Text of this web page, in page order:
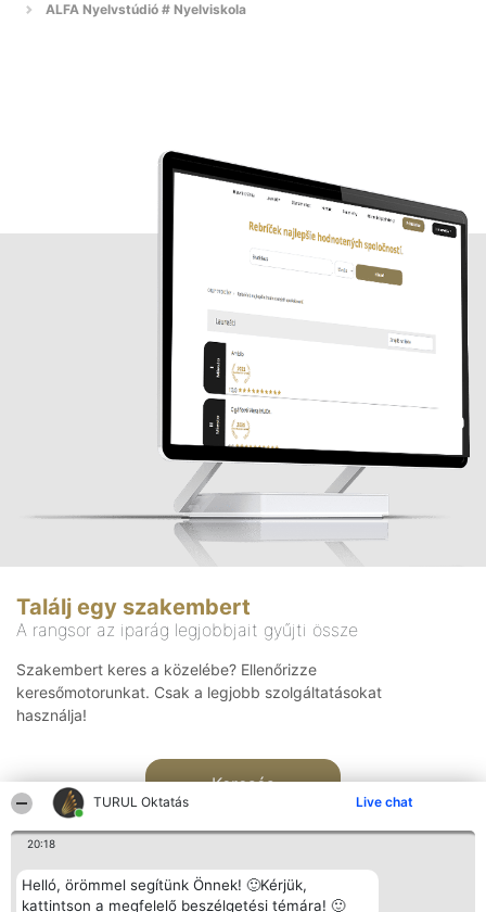
TURUL Oktatás Live chat
20:18
Helló, örömmel segítünk Önnek! 🙂Kérjük,
kattintson a megfelelő beszélgetési témára! 🙂
ALFA Nyelvstúdió # Nyelviskola
Találj egy szakembert
A rangsor az iparág legjobbjait gyűjti össze
Szakembert keres a közelébe? Ellenőrizze
keresőmotorunkat. Csak a legjobb szolgáltatásokat
használja!
Keresés